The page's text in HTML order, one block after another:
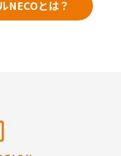
NECOとは？